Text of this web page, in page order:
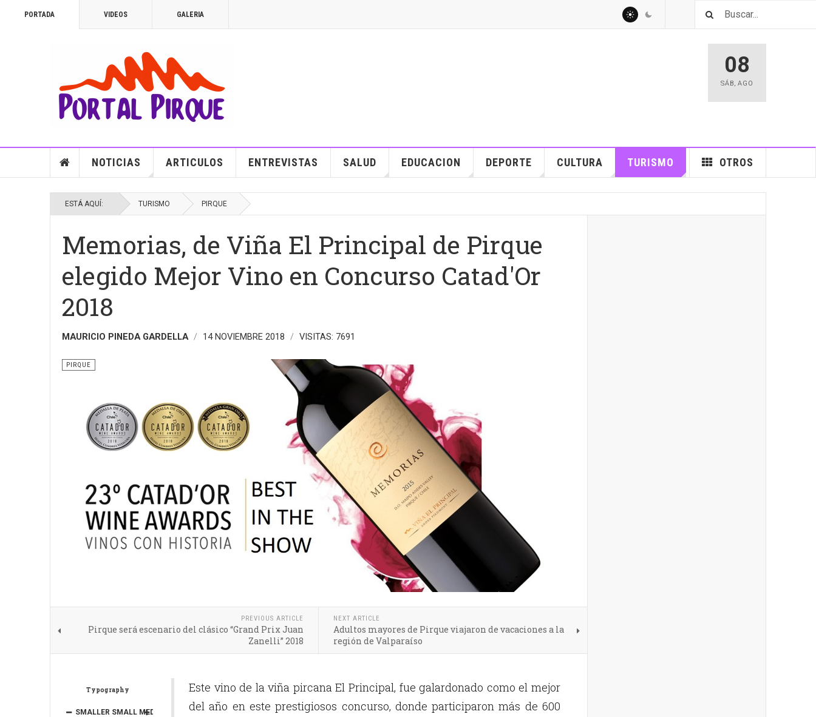
PORTADA VIDEOS GALERIA
08
SÁB, AGO
NOTICIAS ARTICULOS ENTREVISTAS SALUD EDUCACION DEPORTE CULTURA TURISMO OTROS
ESTÁ AQUÍ: TURISMO PIRQUE
Memorias, de Viña El Principal de Pirque
elegido Mejor Vino en Concurso Catad'Or
2018
MAURICIO PINEDA GARDELLA 14 NOVIEMBRE 2018 VISITAS: 7691
PIRQUE
PREVIOUS ARTICLE
Pirque será escenario del clásico “Grand Prix Juan
Zanelli” 2018
NEXT ARTICLE
Adultos mayores de Pirque viajaron de vacaciones a la
región de Valparaíso
Typography
SMALLER SMALL MEDIUM BIGGER
Este vino de la viña pircana El Principal, fue galardonado como el mejor
del año en este prestigiosos concurso, donde participaron más de 600